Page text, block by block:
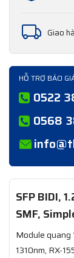
Giao
HỖ TRỢ BÁO
0522
0568
SFP BIDI,
SMF,
Module quang
1310nm, RX-